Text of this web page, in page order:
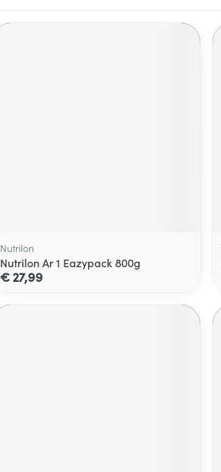
Nutrilon
Nutrilon Ar 1 Eazypack 800g
€ 27,99